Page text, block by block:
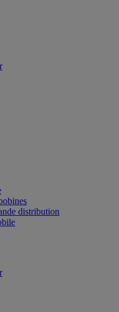
distribution